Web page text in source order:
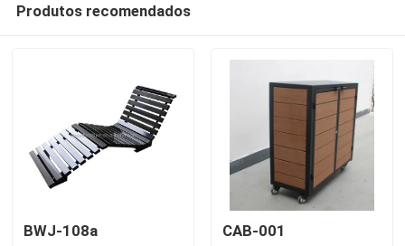
Produtos recomendados
BWJ-108a CAB-001